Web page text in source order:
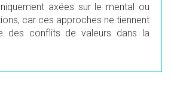
axées sur le mental ou
car ces approches ne tiennent
des conflits de valeurs dans la